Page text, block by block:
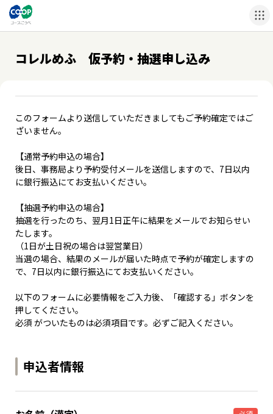
コレルめふ 仮予約・抽選申し込み
このフォームより送信していただきましてもご予約確定ではご
ざいません。
【通常予約申込の場合】
後日、事務局より予約受付メールを送信しますので、7日以内
に銀行振込にてお支払いください。
【抽選予約申込の場合】
抽選を行ったのち、翌月1日正午に結果をメールでお知らせい
たします。
（1日が土日祝の場合は翌営業日）
当選の場合、結果のメールが届いた時点で予約が確定しますの
で、7日以内に銀行振込にてお支払いください。
以下のフォームに必要情報をご入力後、「確認する」ボタンを
押してください。
必須 がついたものは必須項目です。必ずご記入ください。
申込者情報